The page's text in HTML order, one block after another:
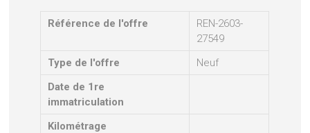
Référence de l'offre
REN-2603-
27549
Type de l'offre
Neuf
Date de 1re
immatriculation
Kilométrage